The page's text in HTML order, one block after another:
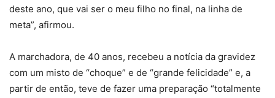
deste ano, que vai ser o meu filho no final, na linha de
meta”, afirmou.
A marchadora, de 40 anos, recebeu a notícia da gravidez
com um misto de “choque” e de “grande felicidade” e, a
partir de então, teve de fazer uma preparação “totalmente